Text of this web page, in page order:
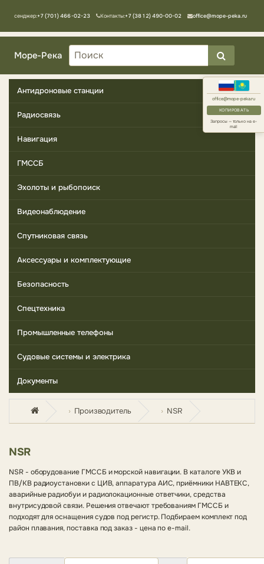
office@mope-peka.ru
КОПИРОВАТЬ
Запросы — только на e-
mail
Мессенджер:+7 (701) 466-02-23 Контакты:+7 (3812) 490-00-02 office@mope-peka.ru
Море-Река
Антидроновые станции
Радиосвязь
Навигация
ГМССБ
Эхолоты и рыбопоиск
Видеонаблюдение
Спутниковая связь
Аксессуары и комплектующие
Безопасность
Спецтехника
Промышленные телефоны
Судовые системы и электрика
Документы
Производитель NSR
NSR
NSR - оборудование ГМССБ и морской навигации. В каталоге УКВ и
ПВ/КВ радиоустановки с ЦИВ, аппаратура АИС, приёмники НАВТЕКС,
аварийные радиобуи и радиолокационные ответчики, средства
внутрисудовой связи. Решения отвечают требованиям ГМССБ и
подходят для оснащения судов под регистр. Подбираем комплект под
район плавания, поставка под заказ - цена по e-mail.